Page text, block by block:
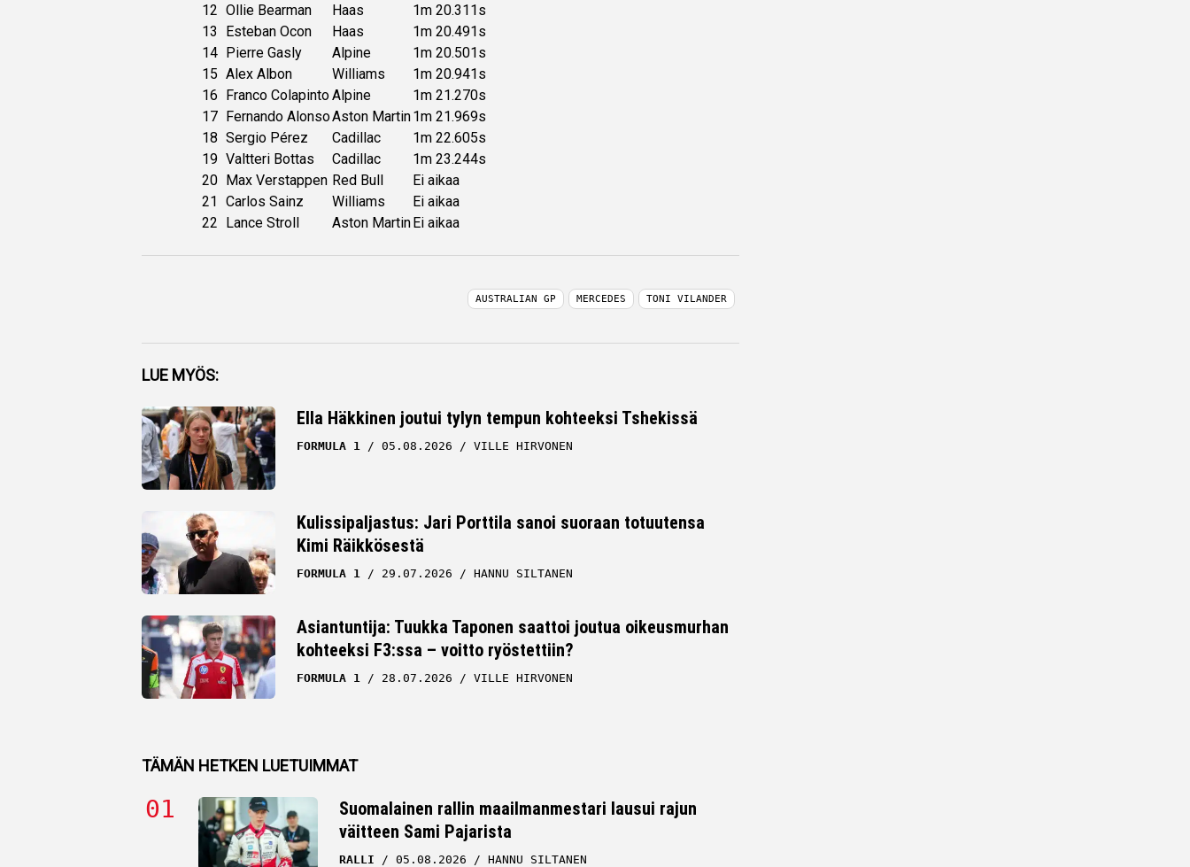
12 Ollie Bearman Haas
1m 20.311s
13
Esteban Ocon Haas
1m 20.491s
14 Pierre Gasly Alpine
1m 20.501s
15 Alex Albon Williams
1m 20.941s
16 Franco ColapintoAlpine
1m 21.270s
17 Fernando AlonsoAston Martin1m 21.969s
18 Sergio Pérez Cadillac
1m 22.605s
19 Valtteri Bottas Cadillac
1m 23.244s
20 Max Verstappen Red Bull
Ei aikaa
21
Carlos Sainz Williams
Ei aikaa
22 Lance Stroll Aston MartinEi aikaa
Facebook
Twitter
Whatsapp
AUSTRALIAN GP MERCEDES TONI VILANDER
LUE MYÖS:
Ella Häkkinen joutui tylyn tempun kohteeksi Tshekissä
FORMULA 1 05.08.2026 VILLE HIRVONEN
Kulissipaljastus: Jari Porttila sanoi suoraan totuutensa
Kimi Räikkösestä
FORMULA 1 29.07.2026 HANNU SILTANEN
Asiantuntija: Tuukka Taponen saattoi joutua oikeusmurhan
kohteeksi F3:ssa – voitto ryöstettiin?
FORMULA 1 28.07.2026 VILLE HIRVONEN
TÄMÄN HETKEN LUETUIMMAT
Suomalainen rallin maailmanmestari lausui rajun
väitteen Sami Pajarista
RALLI 05.08.2026 HANNU SILTANEN